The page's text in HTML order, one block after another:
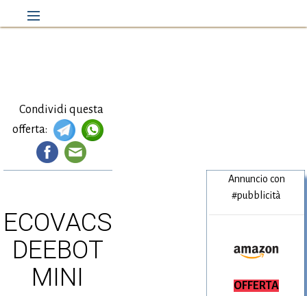
Condividi questa
offerta:
ECOVACS
DEEBOT
MINI
Annuncio con
#pubblicità
OFFERTA